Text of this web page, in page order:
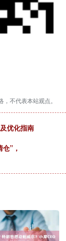
不代表本站观点。
优化指南
”，